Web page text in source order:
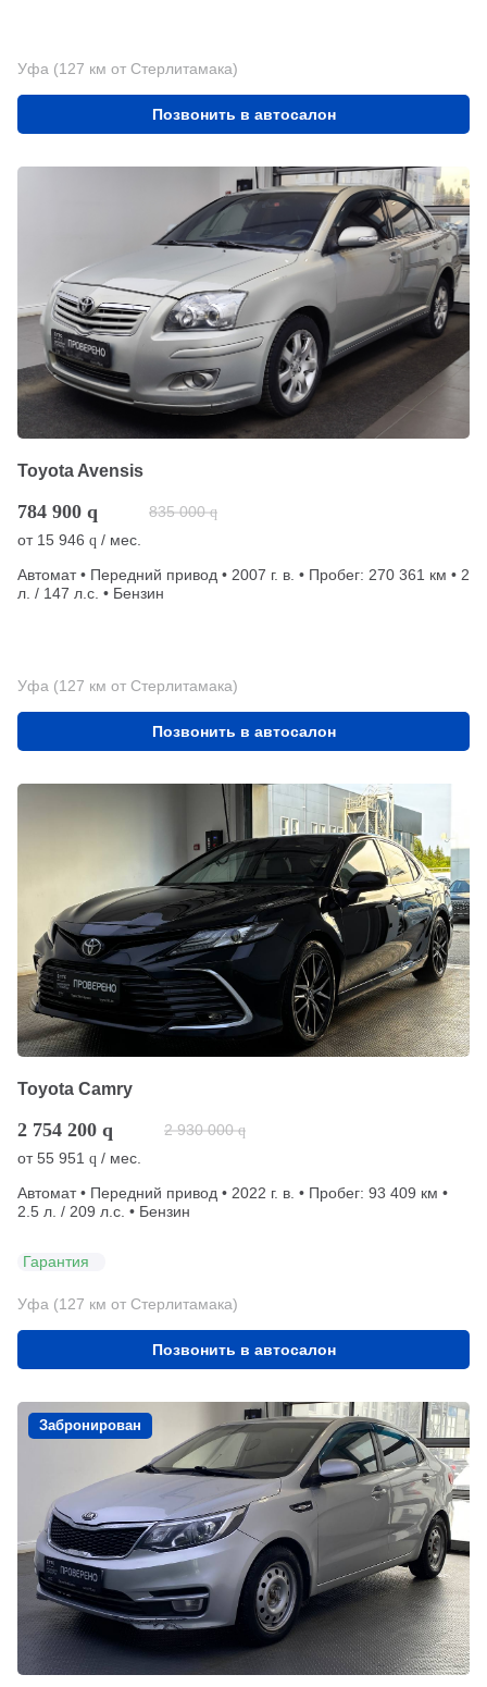
Уфа (127 км от Стерлитамака)
Позвонить в автосалон
Toyota Avensis
784 900 q 835 000 q
от 15 946 q / мес.
Автомат • Передний привод • 2007 г. в. • Пробег: 270 361 км • 2
л. / 147 л.с. • Бензин
Уфа (127 км от Стерлитамака)
Позвонить в автосалон
Toyota Camry
2 754 200 q 2 930 000 q
от55 951 q / мес.
Автомат • Передний привод • 2022 г. в. • Пробег: 93 409 км •
2.5 л. / 209 л.с. • Бензин
Гарантия
Уфа (127 км от Стерлитамака)
Позвонить в автосалон
Забронирован